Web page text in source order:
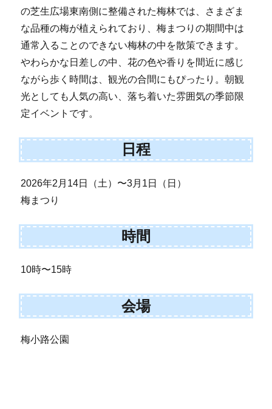
の芝生広場東南側に整備された梅林では、さまざま
な品種の梅が植えられており、梅まつりの期間中は
通常入ることのできない梅林の中を散策できます。
やわらかな日差しの中、花の色や香りを間近に感じ
ながら歩く時間は、観光の合間にもぴったり。朝観
光としても人気の高い、落ち着いた雰囲気の季節限
定イベントです。
日程
2026年2月14日（土）〜3月1日（日）
梅まつり
時間
10時〜15時
会場
梅小路公園